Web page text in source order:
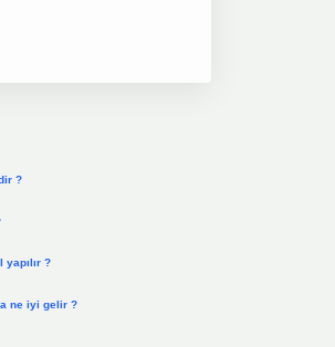
?
yapılır ?
ne iyi gelir ?